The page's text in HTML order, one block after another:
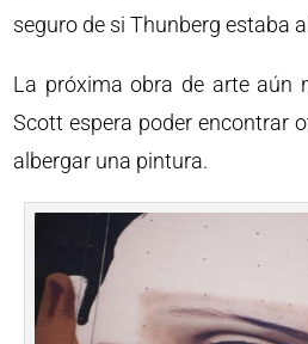
seguro de si Thunberg estaba
La próxima obra de arte aún
Scott espera poder encontrar
albergar una pintura.